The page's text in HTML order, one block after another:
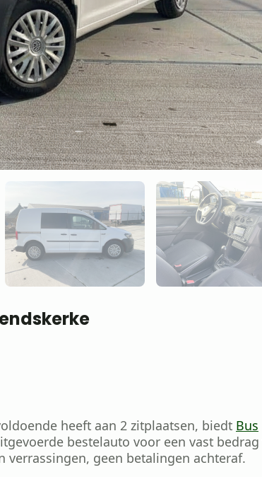
heeft aan 2 zitplaatsen, biedt Bus
bestelauto voor een vast bedrag
geen betalingen achteraf.